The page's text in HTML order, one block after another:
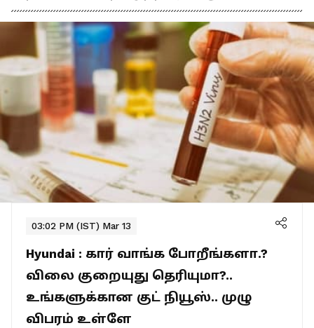
03:02 PM (IST) Mar 13
Hyundai : கார் வாங்க போறீங்களா.?
விலை குறையுது தெரியுமா?..
உங்களுக்கான குட் நியூஸ்.. முழு
விபரம் உள்ளே